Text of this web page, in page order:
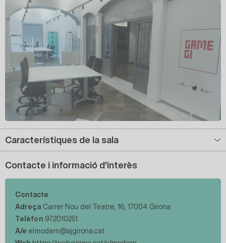
Característiques de la sala
Contacte i informació d'interès
Contacte
Adreça Carrer Nou del Teatre, 16, 17004 Girona
Telèfon 972010251
A/e elmodern@ajgirona.cat